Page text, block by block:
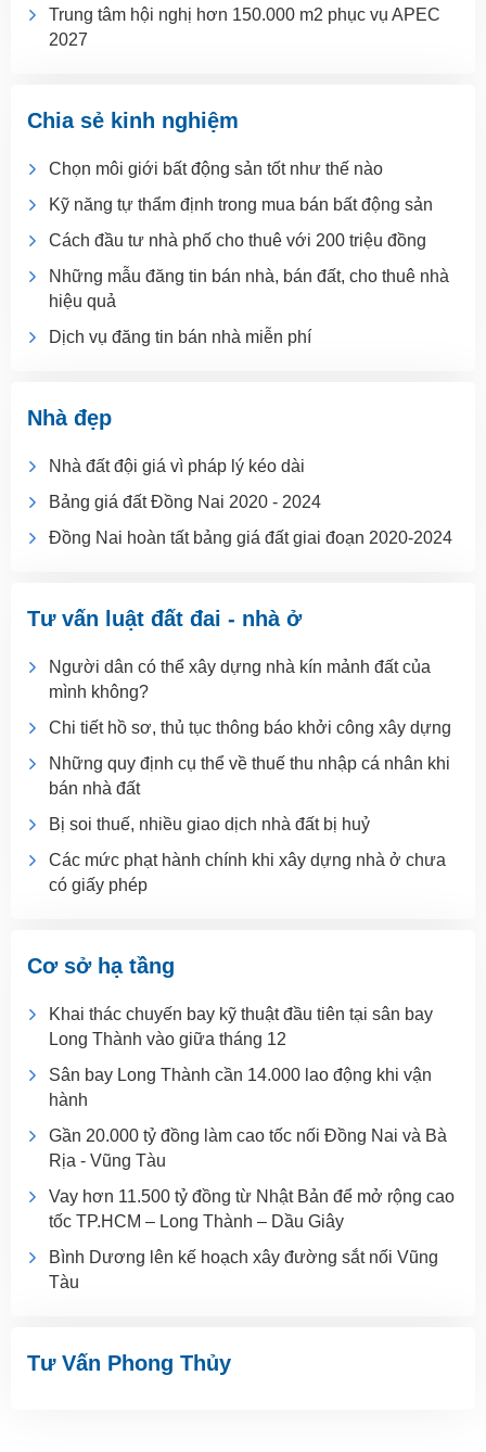
Trung tâm hội nghị hơn 150.000 m2 phục vụ APEC
2027
Chia sẻ kinh nghiệm
Chọn môi giới bất động sản tốt như thế nào
Kỹ năng tự thẩm định trong mua bán bất động sản
Cách đầu tư nhà phố cho thuê với 200 triệu đồng
Những mẫu đăng tin bán nhà, bán đất, cho thuê nhà
hiệu quả
Dịch vụ đăng tin bán nhà miễn phí
Nhà đẹp
Nhà đất đội giá vì pháp lý kéo dài
Bảng giá đất Đồng Nai 2020 - 2024
Đồng Nai hoàn tất bảng giá đất giai đoạn 2020-2024
Tư vấn luật đất đai - nhà ở
Người dân có thể xây dựng nhà kín mảnh đất của
mình không?
Chi tiết hồ sơ, thủ tục thông báo khởi công xây dựng
Những quy định cụ thể về thuế thu nhập cá nhân khi
bán nhà đất
Bị soi thuế, nhiều giao dịch nhà đất bị huỷ
Các mức phạt hành chính khi xây dựng nhà ở chưa
có giấy phép
Cơ sở hạ tầng
Khai thác chuyến bay kỹ thuật đầu tiên tại sân bay
Long Thành vào giữa tháng 12
Sân bay Long Thành cần 14.000 lao động khi vận
hành
Gần 20.000 tỷ đồng làm cao tốc nối Đồng Nai và Bà
Rịa - Vũng Tàu
Vay hơn 11.500 tỷ đồng từ Nhật Bản để mở rộng cao
tốc TP.HCM – Long Thành – Dầu Giây
Bình Dương lên kế hoạch xây đường sắt nối Vũng
Tàu
Tư Vấn Phong Thủy